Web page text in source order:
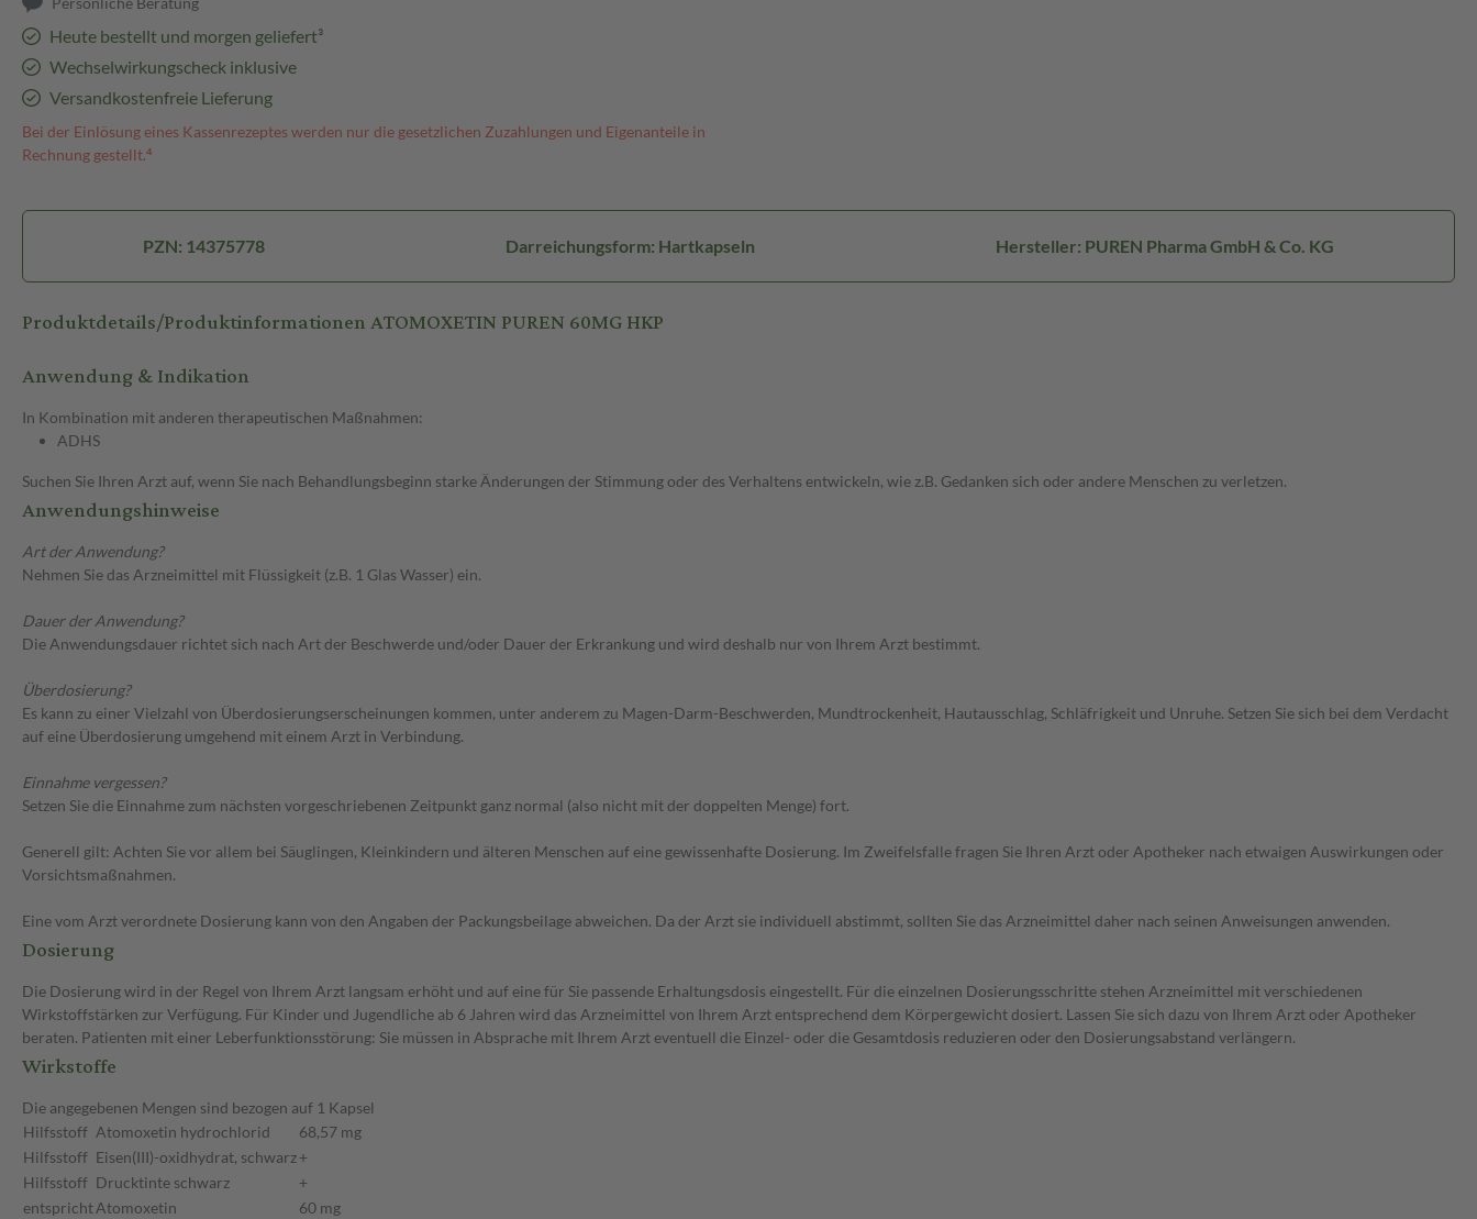
Heute bestellt und morgen geliefert³
Wechselwirkungscheck inklusive
Versandkostenfreie Lieferung
Bei der Einlösung eines Kassenrezeptes werden nur die gesetzlichen Zuzahlungen und Eigenanteile in
Rechnung gestellt.⁴
PZN: 14375778 Darreichungsform: Hartkapseln Hersteller: PUREN Pharma GmbH & Co. KG
Produktdetails/Produktinformationen ATOMOXETIN PUREN 60MG HKP
Anwendung & Indikation
In Kombination mit anderen therapeutischen Maßnahmen:
ADHS
Suchen Sie Ihren Arzt auf, wenn Sie nach Behandlungsbeginn starke Änderungen der Stimmung oder des Verhaltens entwickeln, wie z.B. Gedanken sich oder andere Menschen zu verletzen.
Anwendungshinweise
Art der Anwendung?
Nehmen Sie das Arzneimittel mit Flüssigkeit (z.B. 1 Glas Wasser) ein.
Dauer der Anwendung?
Die Anwendungsdauer richtet sich nach Art der Beschwerde und/oder Dauer der Erkrankung und wird deshalb nur von Ihrem Arzt bestimmt.
Überdosierung?
Es kann zu einer Vielzahl von Überdosierungserscheinungen kommen, unter anderem zu Magen-Darm-Beschwerden, Mundtrockenheit, Hautausschlag, Schläfrigkeit und Unruhe. Setzen Sie sich bei dem Verdacht
auf eine Überdosierung umgehend mit einem Arzt in Verbindung.
Einnahme vergessen?
Setzen Sie die Einnahme zum nächsten vorgeschriebenen Zeitpunkt ganz normal (also nicht mit der doppelten Menge) fort.
Generell gilt: Achten Sie vor allem bei Säuglingen, Kleinkindern und älteren Menschen auf eine gewissenhafte Dosierung. Im Zweifelsfalle fragen Sie Ihren Arzt oder Apotheker nach etwaigen Auswirkungen oder
Vorsichtsmaßnahmen.
Eine vom Arzt verordnete Dosierung kann von den Angaben der Packungsbeilage abweichen. Da der Arzt sie individuell abstimmt, sollten Sie das Arzneimittel daher nach seinen Anweisungen anwenden.
Dosierung
Die Dosierung wird in der Regel von Ihrem Arzt langsam erhöht und auf eine für Sie passende Erhaltungsdosis eingestellt. Für die einzelnen Dosierungsschritte stehen Arzneimittel mit verschiedenen
Wirkstoffstärken zur Verfügung. Für Kinder und Jugendliche ab 6 Jahren wird das Arzneimittel von Ihrem Arzt entsprechend dem Körpergewicht dosiert. Lassen Sie sich dazu von Ihrem Arzt oder Apotheker
beraten. Patienten mit einer Leberfunktionsstörung: Sie müssen in Absprache mit Ihrem Arzt eventuell die Einzel- oder die Gesamtdosis reduzieren oder den Dosierungsabstand verlängern.
Wirkstoffe
Die angegebenen Mengen sind bezogen auf 1 Kapsel
Hilfsstoff Atomoxetin hydrochlorid
68,57 mg
Hilfsstoff Eisen(III)-oxidhydrat, schwarz+
Hilfsstoff Drucktinte schwarz
+
entsprichtAtomoxetin
60 mg